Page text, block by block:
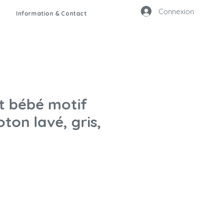
Information & Contact Connexion
bébé motif
lavé, gris,